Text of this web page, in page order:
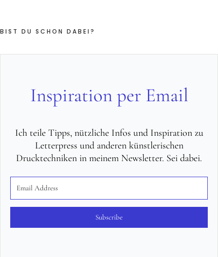
BIST DU SCHON DABEI?
Inspiration per Email
Ich teile Tipps, nützliche Infos und Inspiration zu
Letterpress und anderen künstlerischen
Drucktechniken in meinem Newsletter. Sei dabei.
Subscribe